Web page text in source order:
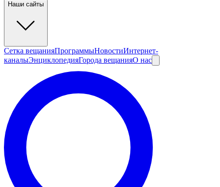
Наши сайты
Сетка вещанияПрограммыНовостиИнтернет-
каналыЭнциклопедияГорода вещанияО нас